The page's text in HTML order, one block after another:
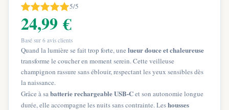
5/5
24,99 €
Basé sur 6 avis clients
Quand la lumière se fait trop forte, une lueur douce et chaleureuse
transforme le coucher en moment serein. Cette veilleuse
champignon rassure sans éblouir, respectant les yeux sensibles dès
la naissance.
Grâce à sabatterie rechargeable USB-Cet son autonomie longue
durée, elle accompagne les nuits sans contrainte. Leshousses